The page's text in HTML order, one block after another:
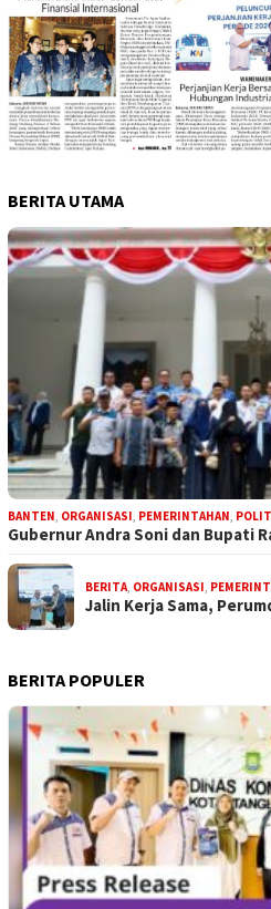
BERITA UTAMA
BANTEN ORGANISASI PEMERINTAHAN
Gubernur Andra Soni dan Bupati
BERITA ORGANISASI
Jalin Kerja Sama,
BERITA POPULER